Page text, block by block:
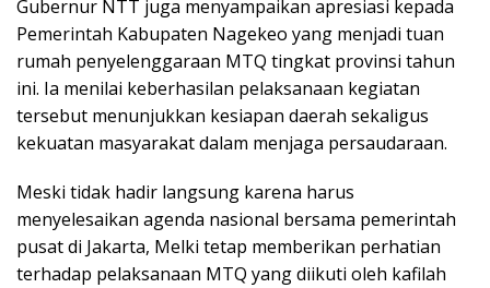
Gubernur NTT juga menyampaikan apresiasi kepada
Pemerintah Kabupaten Nagekeo yang menjadi tuan
rumah penyelenggaraan MTQ tingkat provinsi tahun
ini. Ia menilai keberhasilan pelaksanaan kegiatan
tersebut menunjukkan kesiapan daerah sekaligus
kekuatan masyarakat dalam menjaga persaudaraan.
Meski tidak hadir langsung karena harus
menyelesaikan agenda nasional bersama pemerintah
pusat di Jakarta, Melki tetap memberikan perhatian
terhadap pelaksanaan MTQ yang diikuti oleh kafilah